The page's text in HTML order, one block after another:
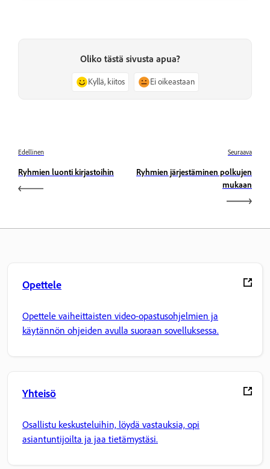
Oliko tästä sivusta apua?
Kyllä, kiitos Ei oikeastaan
Edellinen
Ryhmien luonti kirjastoihin
Seuraava
Ryhmien järjestäminen polkujen
mukaan
Opettele
Opettele vaiheittaisten video-opastusohjelmien ja
käytännön ohjeiden avulla suoraan sovelluksessa.
Yhteisö
Osallistu keskusteluihin, löydä vastauksia, opi
asiantuntijoilta ja jaa tietämystäsi.